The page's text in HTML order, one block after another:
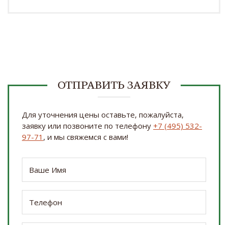
ОТПРАВИТЬ ЗАЯВКУ
Для уточнения цены оставьте, пожалуйста,
заявку или позвоните по телефону +7 (495) 532-
97-71 , и мы свяжемся с вами!